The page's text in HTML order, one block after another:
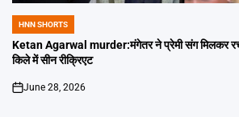
POSTED
IN
HNN SHORTS
Ketan Agarwal murder:मंगेतर ने प्रेमी संग मिलकर
किले में सीन रीक्रिएट
on
June 28, 2026